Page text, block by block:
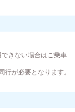
きない場合はご乗車
が必要となります。